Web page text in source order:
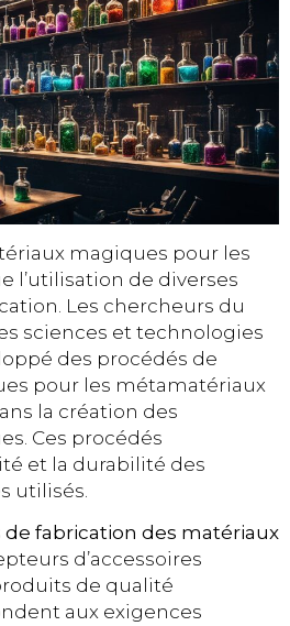
magiques pour les
l’utilisation de diverses
Les chercheurs du
sciences et technologies
des procédés de
pour les métamatériaux
la création des
Ces procédés
et la durabilité des
utilisés.
fabrication des matériaux
d’accessoires
de qualité
aux exigences